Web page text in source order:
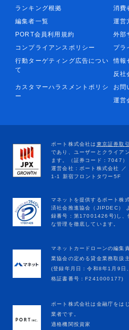
ランキング根拠
消費
編集者一覧
運営
PORT会員利用規約
外部
コンプライアンスポリシー
プラ
行動ターゲティング広告につい
て
情報
反社
カスタマーハラスメントポリシ
ー
お問
運営
マネットカードローンの編集
業協会の定める貸金業務取扱
(登録年月日：令和8年1月9
格証書番号：F241000177)
ポート株式会社は金融庁をは
業者です。
適格機関投資家